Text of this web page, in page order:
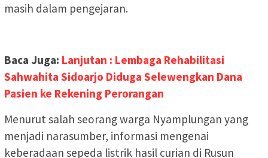
masih dalam pengejaran.
Baca Juga: Lanjutan : Lembaga Rehabilitasi
Sahwahita Sidoarjo Diduga Selewengkan Dana
Pasien ke Rekening Perorangan
Menurut salah seorang warga Nyamplungan yang
menjadi narasumber, informasi mengenai
keberadaan sepeda listrik hasil curian di Rusun